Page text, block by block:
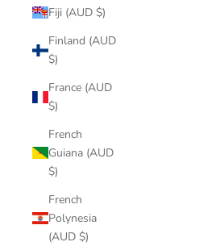
Fiji (AUD $)
Finland (AUD
$)
France (AUD
$)
French
Guiana (AUD
$)
French
Polynesia
(AUD $)